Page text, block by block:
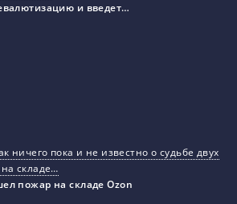
и введет…
ничего пока и не известно о судьбе двух
складе…
пожар на складе Ozon